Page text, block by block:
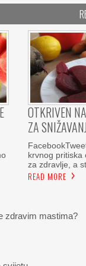
OTKRIVEN
ZA
krvnog pritiska
za zdravlje, a
READ MORE
zdravim mastima?